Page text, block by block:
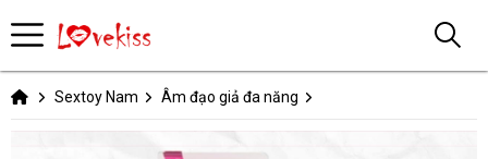
Sextoy Nam Âm đạo giả đa năng